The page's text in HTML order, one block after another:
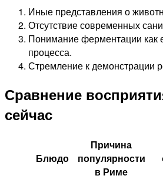
Иные представления о
Отсутствие современных
Понимание ферментации как
процесса.
Стремление к демонстрации
Сравнение
сейчас
Блюдо
Причина
популярности
в Риме